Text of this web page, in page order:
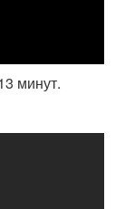
минут.